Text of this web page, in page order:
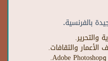
بالفرنسية.
والتحرير.
والثقافات.